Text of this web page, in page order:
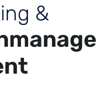
ing &
manage
nt